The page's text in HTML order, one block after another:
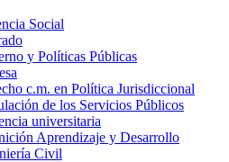
Social
y Políticas Públicas
c.m. en Política Jurisdiccional
de los Servicios Públicos
universitaria
Aprendizaje y Desarrollo
Civil